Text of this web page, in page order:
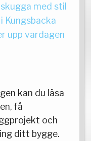
med stil
Kungsbacka
upp vardagen
kan du läsa
få
och
ditt bygge.